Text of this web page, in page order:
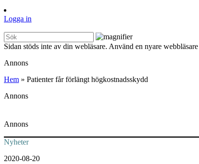
Logga in
Sidan stöds inte av din webläsare. Använd en nyare
Annons
Hem » Patienter får förlängt högkostnadsskydd
Annons
Annons
Nyheter
2020-08-20